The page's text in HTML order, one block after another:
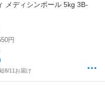
メディシンボール 5kg 3B-
円
8/11お届け